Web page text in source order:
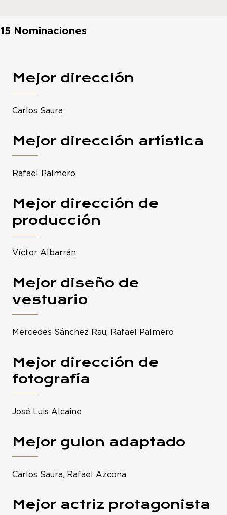
15 Nominaciones
Mejor dirección
Carlos Saura
Mejor dirección artística
Rafael Palmero
Mejor dirección de
producción
Víctor Albarrán
Mejor diseño de
vestuario
Mercedes Sánchez Rau, Rafael Palmero
Mejor dirección de
fotografía
José Luis Alcaine
Mejor guion adaptado
Carlos Saura, Rafael Azcona
Mejor actriz protagonista